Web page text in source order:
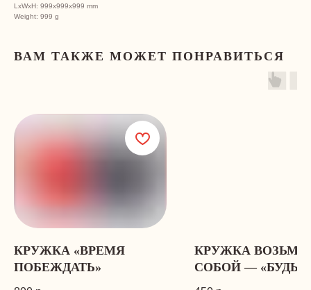
LxWxH: 999x999x999 mm
Weight: 999 g
ВАМ ТАКЖЕ МОЖЕТ ПОНРАВИТЬСЯ
КРУЖКА «ВРЕМЯ
ПОБЕЖДАТЬ»
КРУЖКА ВОЗЬМИ
СОБОЙ — «БУДЬ В